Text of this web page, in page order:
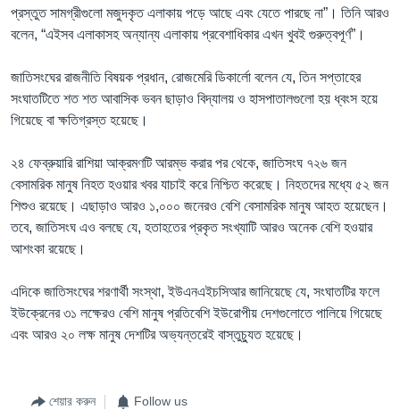
প্রস্তুত সামগ্রীগুলো মজুদকৃত এলাকায় পড়ে আছে এবং যেতে পারছে না”। তিনি আরও
বলেন, “এইসব এলাকাসহ অন্যান্য এলাকায় প্রবেশাধিকার এখন খুবই গুরুত্বপূর্ণ”।
জাতিসংঘের রাজনীতি বিষয়ক প্রধান, রোজমেরি ডিকার্লো বলেন যে, তিন সপ্তাহের
সংঘাতটিতে শত শত আবাসিক ভবন ছাড়াও বিদ্যালয় ও হাসপাতালগুলো হয় ধ্বংস হয়ে
গিয়েছে বা ক্ষতিগ্রস্ত হয়েছে।
২৪ ফেব্রুয়ারি রাশিয়া আক্রমণটি আরম্ভ করার পর থেকে, জাতিসংঘ ৭২৬ জন
বেসামরিক মানুষ নিহত হওয়ার খবর যাচাই করে নিশ্চিত করেছে। নিহতদের মধ্যে ৫২ জন
শিশুও রয়েছে। এছাড়াও আরও ১,০০০ জনেরও বেশি বেসামরিক মানুষ আহত হয়েছেন।
তবে, জাতিসংঘ এও বলছে যে, হতাহতের প্রকৃত সংখ্যাটি আরও অনেক বেশি হওয়ার
আশংকা রয়েছে।
এদিকে জাতিসংঘের শরণার্থী সংস্থা, ইউএনএইচসিআর জানিয়েছে যে, সংঘাতটির ফলে
ইউক্রেনের ৩১ লক্ষেরও বেশি মানুষ প্রতিবেশি ইউরোপীয় দেশগুলোতে পালিয়ে গিয়েছে
এবং আরও ২০ লক্ষ মানুষ দেশটির অভ্যন্তরেই বাস্তুচ্যুত হয়েছে।
শেয়ার করুন Follow us